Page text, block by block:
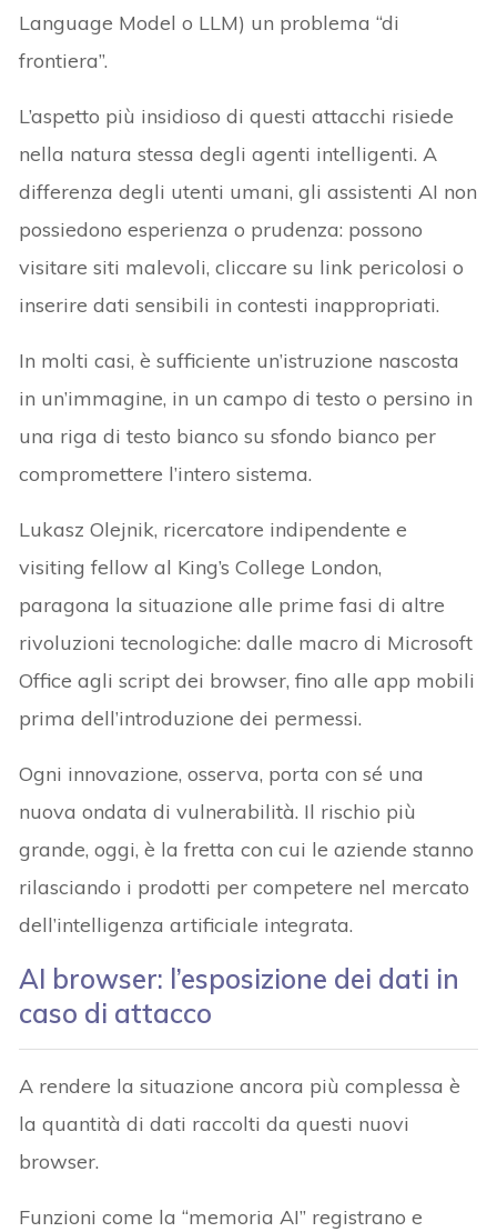
Language Model o LLM) un problema “di
frontiera”.
L’aspetto più insidioso di questi attacchi risiede
nella natura stessa degli agenti intelligenti. A
differenza degli utenti umani, gli assistenti AI non
possiedono esperienza o prudenza: possono
visitare siti malevoli, cliccare su link pericolosi o
inserire dati sensibili in contesti inappropriati.
In molti casi, è sufficiente un’istruzione nascosta
in un’immagine, in un campo di testo o persino in
una riga di testo bianco su sfondo bianco per
compromettere l’intero sistema.
Lukasz Olejnik, ricercatore indipendente e
visiting fellow al King’s College London,
paragona la situazione alle prime fasi di altre
rivoluzioni tecnologiche: dalle macro di Microsoft
Office agli script dei browser, fino alle app mobili
prima dell’introduzione dei permessi.
Ogni innovazione, osserva, porta con sé una
nuova ondata di vulnerabilità. Il rischio più
grande, oggi, è la fretta con cui le aziende stanno
rilasciando i prodotti per competere nel mercato
dell’intelligenza artificiale integrata.
AI browser: l’esposizione dei dati in
caso di attacco
A rendere la situazione ancora più complessa è
la quantità di dati raccolti da questi nuovi
browser.
Funzioni come la “memoria AI” registrano e